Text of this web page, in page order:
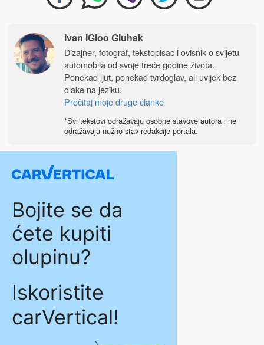
Ivan IGloo Gluhak
Dizajner, fotograf, tekstopisac i ovisnik o svijetu
automobila od svoje treće godine života.
Ponekad ljut, ponekad tvrdoglav, ali uvijek bez
dlake na jeziku.
Pročitaj moje druge članke
*Svi tekstovi odražavaju osobne stavove autora i ne
odražavaju nužno stav redakcije portala.